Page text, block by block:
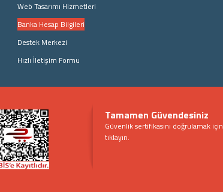
Web Tasarımı Hizmetleri
Banka Hesap Bilgileri
Destek Merkezi
Hızlı İletişim Formu
Tamamen Güvendesiniz
Güvenlik sertifikasını doğrulamak için
tıklayın.